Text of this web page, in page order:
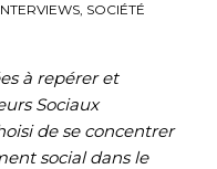
, SOCIÉTÉ
à repérer et
Sociaux
de se concentrer
social dans le